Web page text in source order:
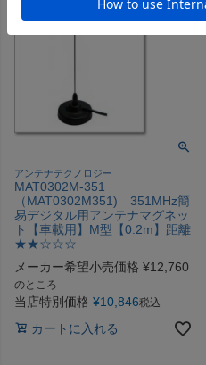
アンテナテクノロジー
MAT0302M-351
（MAT0302M351) 351MHz簡
易デジタル用アンテナマグネッ
ト【車載用】M型【0.2m】距離
★★☆☆☆
メーカー希望小売価格 ¥12,760
のところ
当店特別価格 ¥10,846税込
カートに入れる